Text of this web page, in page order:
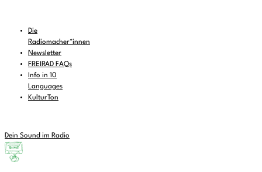
Die
Radiomacher*innen
Newsletter
FREIRAD FAQs
Info in 10
Languages
KulturTon
Dein Sound im Radio